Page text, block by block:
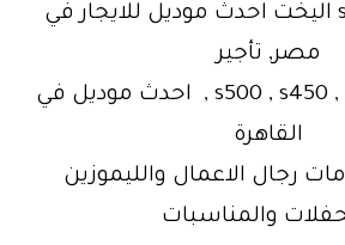
مرسيدس s400 اليخت احدث موديل للايجار في
مصر, تأجير
مرسيدس s500 , s450 , s400 , احدث موديل في
القاهرة
رجال الاعمال والليموزين
والمناسبات